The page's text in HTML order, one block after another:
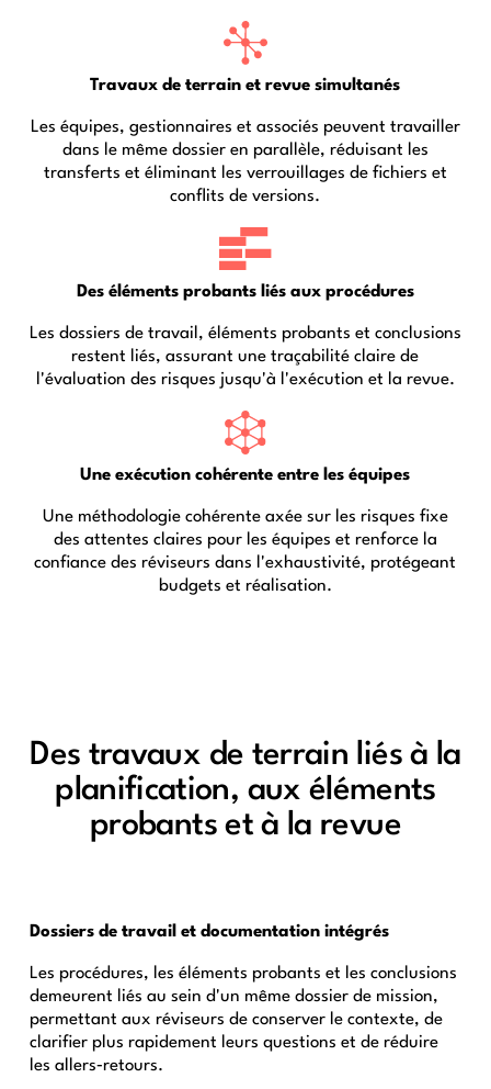
Travaux de terrain et revue simultanés
Les équipes, gestionnaires et associés peuvent travailler
dans le même dossier en parallèle, réduisant les
transferts et éliminant les verrouillages de fichiers et
conflits de versions.
Des éléments probants liés aux procédures
Les dossiers de travail, éléments probants et conclusions
restent liés, assurant une traçabilité claire de
l'évaluation des risques jusqu'à l'exécution et la revue.
Une exécution cohérente entre les équipes
Une méthodologie cohérente axée sur les risques fixe
des attentes claires pour les équipes et renforce la
confiance des réviseurs dans l'exhaustivité, protégeant
budgets et réalisation.
Des travaux de terrain liés à la
planification, aux éléments
probants et à la revue
Dossiers de travail et documentation intégrés
Les procédures, les éléments probants et les conclusions
demeurent liés au sein d'un même dossier de mission,
permettant aux réviseurs de conserver le contexte, de
clarifier plus rapidement leurs questions et de réduire
les allers‑retours.